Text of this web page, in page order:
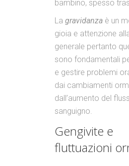
bambino, spesso
La gravidanza è un
gioia e attenzione
generale pertanto
sono fondamentali
e gestire problemi
dai cambiamenti
dall’aumento del
sanguigno.
Gengivite e
fluttuazioni